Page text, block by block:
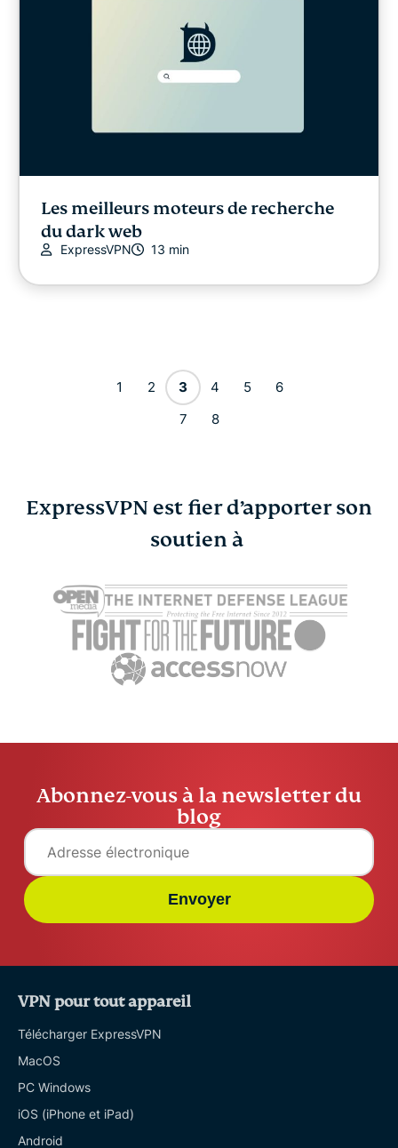
Les meilleurs moteurs de recherche
du dark web
ExpressVPN 13 min
1 2 3 4 5
6
7
8
ExpressVPN est fier d’apporter son
soutien à
Abonnez-vous à la newsletter du
blog
Envoyer
VPN pour tout appareil
Télécharger ExpressVPN
MacOS
PC Windows
iOS (iPhone et iPad)
Android